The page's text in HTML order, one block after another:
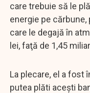
care trebuie să le
energie pe
care le degajă în
lei, faţă de 1,45
La plecare, el a fost
putea plăti aceşti